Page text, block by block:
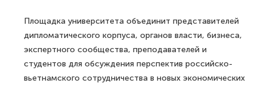
Площадка университета объединит представителей
дипломатического корпуса, органов власти, бизнеса,
экспертного сообщества, преподавателей и
студентов для обсуждения перспектив российско-
вьетнамского сотрудничества в новых экономических